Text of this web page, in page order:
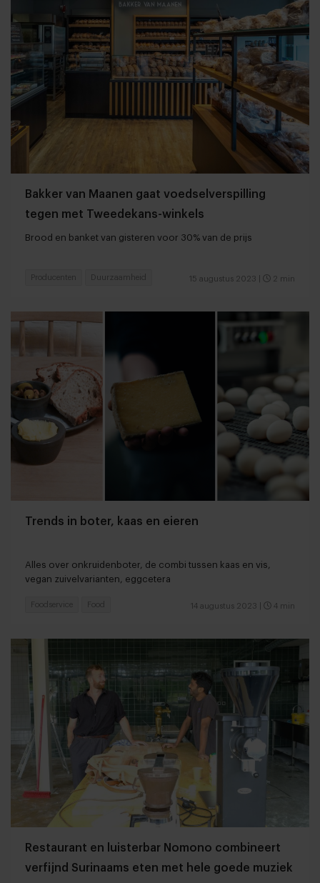
Bakker van Maanen gaat voedselverspilling
tegen met Tweedekans-winkels
Brood en banket van gisteren voor 30% van de prijs
15 augustus 2023 2 min
Producenten Duurzaamheid
Trends in boter, kaas en eieren
Alles over onkruidenboter, de combi tussen kaas en vis,
vegan zuivelvarianten, eggcetera
14 augustus 2023 4 min
Foodservice Food
Restaurant en luisterbar Nomono combineert
verfijnd Surinaams eten met hele goede muziek